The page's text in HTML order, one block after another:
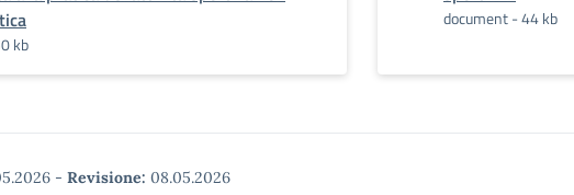
kb
document - 44 kb
- Revisione: 08.05.2026